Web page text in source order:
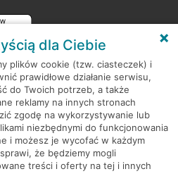
dla Ciebie
plików cookie (tzw. ciasteczek) i
prawidłowe działanie serwisu,
do Twoich potrzeb, a także
reklamy na innych stronach
zgodę na wykorzystywanie lub
niezbędnymi do funkcjonowania
i możesz je wycofać w każdym
że będziemy mogli
treści i oferty na tej i innych